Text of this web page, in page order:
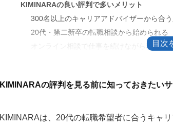
KIMINARAの良い評判で多いメリット
300名以上のキャリアアドバイザーから合
20代・第二新卒の転職相談から始められる
オンライン相談で仕事を続けながら利用で
KIMINARA内で求人検索はできない
KIMINARAの評判を見る前に知っておきたい
KIMINARAは、20代の転職希望者に合うキャ